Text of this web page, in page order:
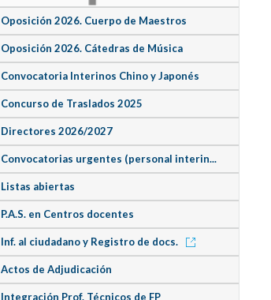
Oposición 2026. Cuerpo de Maestros
Oposición 2026. Cátedras de Música
Convocatoria Interinos Chino y Japonés
Concurso de Traslados 2025
Directores 2026/2027
Convocatorias urgentes (personal interin...
Listas abiertas
P.A.S. en Centros docentes
Inf. al ciudadano y Registro de docs.
Actos de Adjudicación
Integración Prof. Técnicos de FP